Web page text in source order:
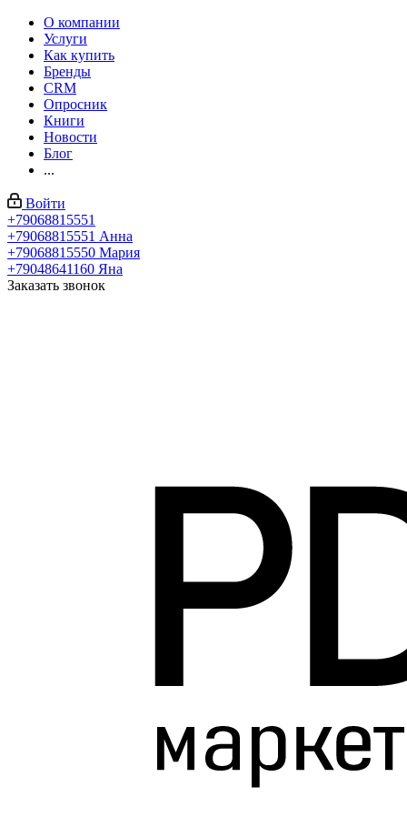
О компании
Услуги
Как купить
Бренды
CRM
Опросник
Книги
Новости
Блог
...
Войти
+79068815551
+79068815551 Анна
+79068815550 Мария
+79048641160 Яна
Заказать звонок